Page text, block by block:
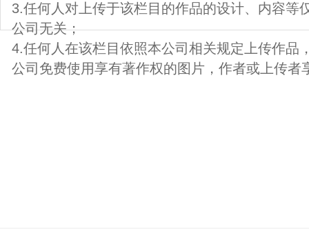
3.任何人对上传于该栏目的作品的设计、内容等
公司无关；
4.任何人在该栏目依照本公司相关规定上传作品
公司免费使用享有著作权的图片，作者或上传者